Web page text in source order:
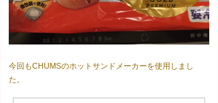
今回もCHUMSのホットサンドメーカーを使用しまし
た。